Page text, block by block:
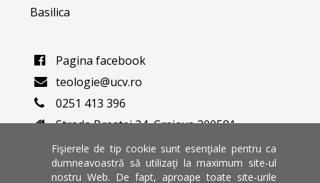
Fişierele de tip cookie sunt esenţiale pentru ca
dumneavoastră să utilizaţi la maximum site-ul
nostru Web. De fapt, aproape toate site-urile
Basilica
Pagina facebook
teologie@ucv.ro
0251 413 396
Strada Brestei 24, Craiova 200581
Varianta veche a website-ului